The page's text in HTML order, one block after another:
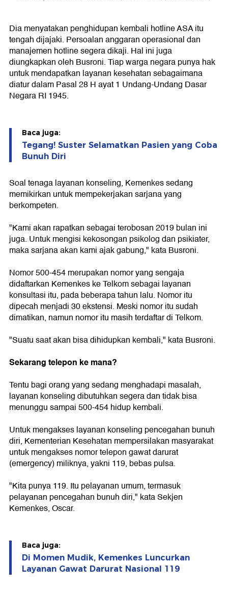
Dia menyatakan penghidupan kembali hotline ASA itu
tengah dijajaki. Persoalan anggaran operasional dan
manajemen hotline segera dikaji. Hal ini juga
diungkapkan oleh Busroni. Tiap warga negara punya hak
untuk mendapatkan layanan kesehatan sebagaimana
diatur dalam Pasal 28 H ayat 1 Undang-Undang Dasar
Negara RI 1945.
Baca juga:
Tegang! Suster Selamatkan Pasien yang Coba
Bunuh Diri
Soal tenaga layanan konseling, Kemenkes sedang
memikirkan untuk mempekerjakan sarjana yang
berkompeten.
"Kami akan rapatkan sebagai terobosan 2019 bulan ini
juga. Untuk mengisi kekosongan psikolog dan psikiater,
maka sarjana akan kami ajak gabung," kata Busroni.
Nomor 500-454 merupakan nomor yang sengaja
didaftarkan Kemenkes ke Telkom sebagai layanan
konsultasi itu, pada beberapa tahun lalu. Nomor itu
dipecah menjadi 30 ekstensi. Meski nomor itu sudah
dimatikan, namun nomor itu masih terdaftar di Telkom.
"Suatu saat akan bisa dihidupkan kembali," kata Busroni.
Sekarang telepon ke mana?
Tentu bagi orang yang sedang menghadapi masalah,
layanan konseling dibutuhkan segera dan tidak bisa
menunggu sampai 500-454 hidup kembali.
Untuk mengakses layanan konseling pencegahan bunuh
diri, Kementerian Kesehatan mempersilakan masyarakat
untuk mengakses nomor telepon gawat darurat
(emergency) miliknya, yakni 119, bebas pulsa.
"Kita punya 119. Itu pelayanan umum, termasuk
pelayanan pencegahan bunuh diri," kata Sekjen
Kemenkes, Oscar.
Baca juga:
Di Momen Mudik, Kemenkes Luncurkan
Layanan Gawat Darurat Nasional 119